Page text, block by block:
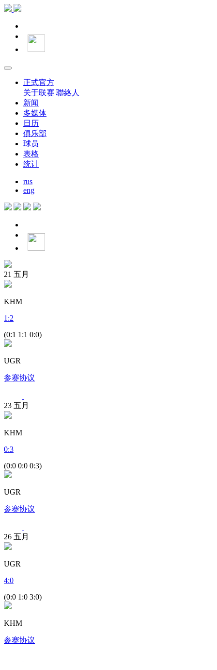
正式官方
关于联赛 聯絡人
新闻
多媒体
日历
俱乐部
球员
表格
统计
rus
eng
21 五月
KHM
1 :2
(0:1 1:1 0:0)
UGR
参赛协议
23 五月
KHM
0:3
(0:0 0:0 0:3)
UGR
参赛协议
26 五月
UGR
4:0
(0:0 1:0 3:0)
KHM
参赛协议